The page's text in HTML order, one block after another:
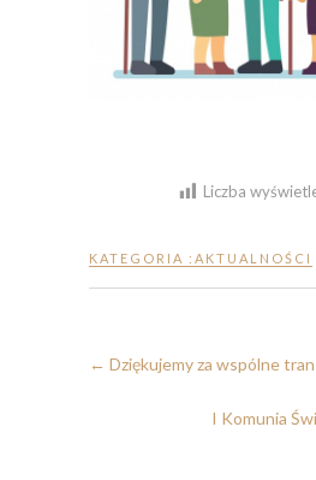
Liczba
KATEGORIA : AKTUALNOŚCI
← Dziękujemy za wspólne
I Komunia